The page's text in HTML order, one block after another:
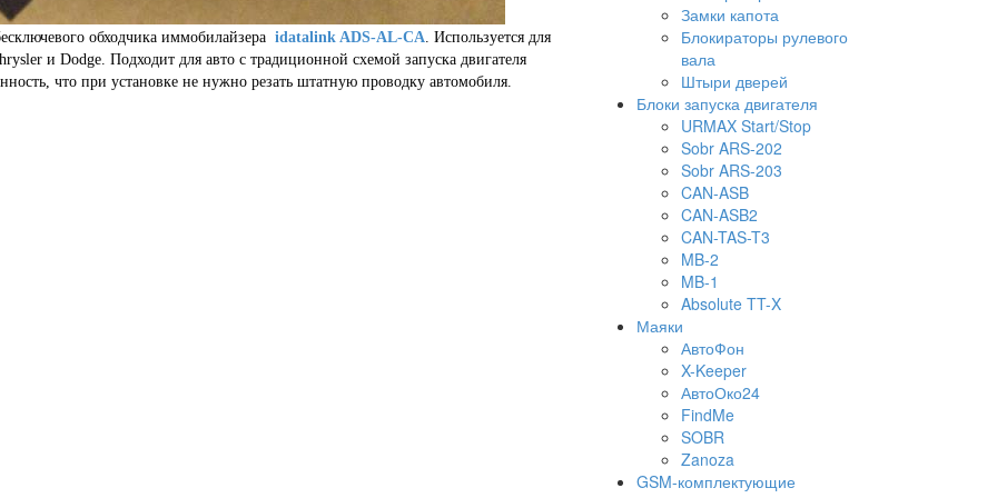
обходчика иммобилайзера idatalink ADS-AL-CA. Используется для
и Dodge. Подходит для авто с традиционной схемой запуска двигателя
что при установке не нужно резать штатную проводку автомобиля.
Замки капота
Блокираторы рулевого
вала
Штыри дверей
Блоки запуска двигателя
URMAX Start/Stop
Sobr ARS-202
Sobr ARS-203
CAN-ASB
CAN-ASB2
CAN-TAS-T3
MB-2
MB-1
Absolute TT-X
Маяки
АвтоФон
X-Keeper
АвтоОко24
FindMe
SOBR
Zanoza
GSM-комплектующие